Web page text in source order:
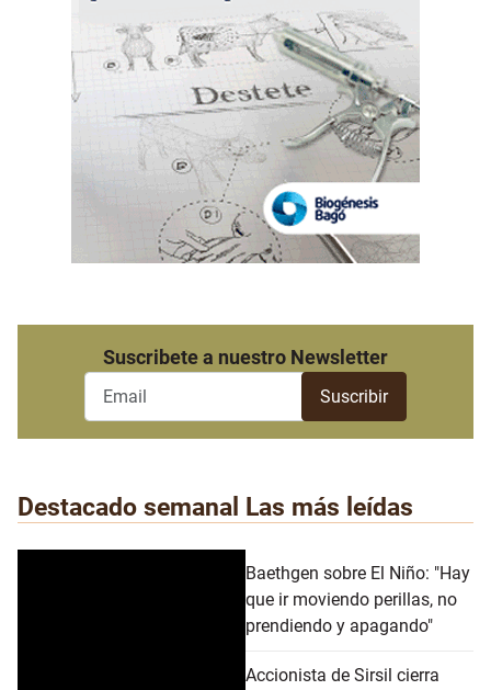
Suscribete a nuestro Newsletter
Destacado semanal Las más leídas
Baethgen sobre El Niño: "Hay
que ir moviendo perillas, no
prendiendo y apagando"
Accionista de Sirsil cierra